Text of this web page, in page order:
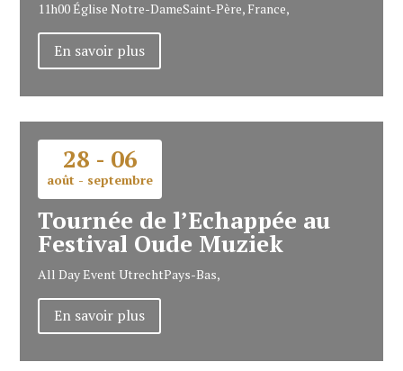
11h00Église Notre-DameSaint-Père, France,
En savoir plus
28 - 06
août - septembre
Tournée de l’Echappée au
Festival Oude Muziek
All Day EventUtrechtPays-Bas,
En savoir plus